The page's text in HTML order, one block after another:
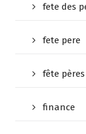
fete des
fete pere
fête pères
finance